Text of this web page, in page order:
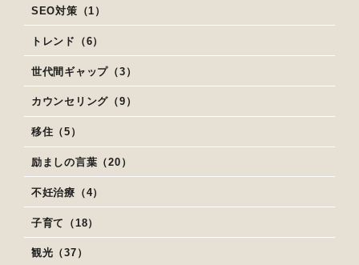
SEO対策（1）
トレンド（6）
世代間ギャップ（3）
カウンセリング（9）
移住（5）
励ましの言葉（20）
不妊治療（4）
子育て（18）
観光（37）